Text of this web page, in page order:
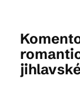
Kam vyrazit